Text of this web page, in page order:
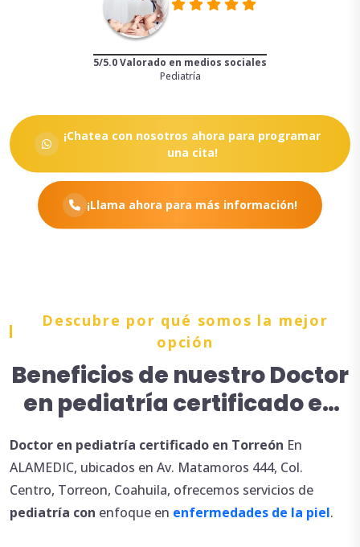
5/5.0 Valorado en medios sociales
Pediatría
¡Chatea con nosotros ahora para programar
una cita!
¡Llama ahora para más información!
Descubre por qué somos la mejor
opción
Beneficios de nuestro Doctor
en pediatría certificado en
Torreón
Doctor en pediatría certificado en Torreón En
ALAMEDIC, ubicados en Av. Matamoros 444, Col.
Centro, Torreon, Coahuila, ofrecemos servicios de
pediatría con enfoque en enfermedades de la piel.